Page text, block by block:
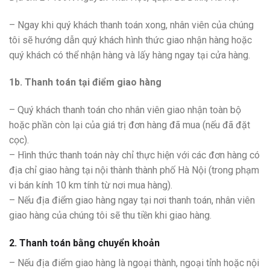
– Ngay khi quý khách thanh toán xong, nhân viên của chúng
tôi sẽ hướng dẫn quý khách hình thức giao nhận hàng hoặc
quý khách có thể nhận hàng và lấy hàng ngay tại cửa hàng.
1b. Thanh toán tại điểm giao hàng
– Quý khách thanh toán cho nhân viên giao nhận toàn bộ
hoặc phần còn lại của giá trị đơn hàng đã mua (nếu đã đặt
cọc).
– Hình thức thanh toán này chỉ thực hiện với các đơn hàng có
địa chỉ giao hàng tại nội thành thành phố Hà Nội (trong phạm
vi bán kính 10 km tính từ nơi mua hàng).
– Nếu địa điểm giao hàng ngay tại nơi thanh toán, nhân viên
giao hàng của chúng tôi sẽ thu tiền khi giao hàng.
2. Thanh toán bằng chuyển khoản
– Nếu địa điểm giao hàng là ngoại thành, ngoại tỉnh hoặc nội